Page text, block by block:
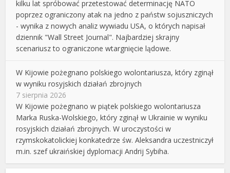
kilku lat spróbować przetestować determinację NATO
poprzez ograniczony atak na jedno z państw sojuszniczych
- wynika z nowych analiz wywiadu USA, o których napisał
dziennik "Wall Street Journal". Najbardziej skrajny
scenariusz to ograniczone wtargnięcie lądowe.
W Kijowie pożegnano polskiego wolontariusza, który zginął
w wyniku rosyjskich działań zbrojnych
7 sierpnia 2026
W Kijowie pożegnano w piątek polskiego wolontariusza
Marka Ruska-Wolskiego, który zginął w Ukrainie w wyniku
rosyjskich działań zbrojnych. W uroczystości w
rzymskokatolickiej konkatedrze św. Aleksandra uczestniczył
m.in. szef ukraińskiej dyplomacji Andrij Sybiha.